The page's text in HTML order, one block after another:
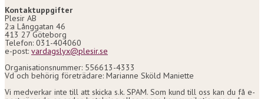
Kontaktuppgifter
Plesir AB
2:a Långgatan 46
413 27 Göteborg
Telefon: 031-404060
e-post: vardagslyx@plesir.se
Organisationsnummer: 556613-4333
Vd och behörig företrädare: Marianne Sköld Maniette
Vi medverkar inte till att skicka s.k. SPAM. Som kund till oss kan du få e-